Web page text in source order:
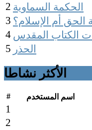
2 الحكمة السماوية
3 الحق أم الإسلام؟
4 الكتاب المقدس
5 الحذر
الأكثر نشاطا
# اسم المستخدم
1
2